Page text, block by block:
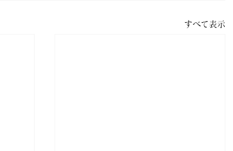
すべて表示